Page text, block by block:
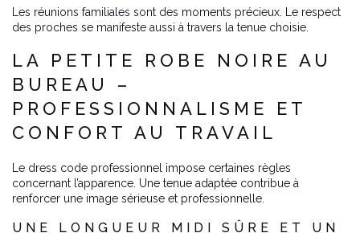
Les réunions familiales sont des moments précieux. Le respect
des proches se manifeste aussi à travers la tenue choisie.
LA PETITE ROBE NOIRE AU
BUREAU –
PROFESSIONNALISME ET
CONFORT AU TRAVAIL
Le dress code professionnel impose certaines règles
concernant l’apparence. Une tenue adaptée contribue à
renforcer une image sérieuse et professionnelle.
UNE LONGUEUR MIDI SÛRE ET UN